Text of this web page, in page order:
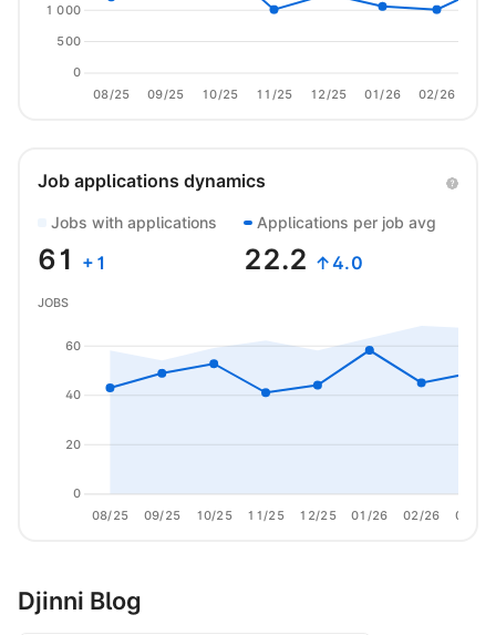
08/25 09/25 10/25 11/25 12/25 01/26 02/26
0
500
1 000
Job applications dynamics
Jobs with applications
61 + 1
Applications per job avg
22.2 ↑4.0
08/25 09/25 10/25 11/25 12/25 01/26 02/26 03/26
0
20
40
60
JOBS
Djinni Blog